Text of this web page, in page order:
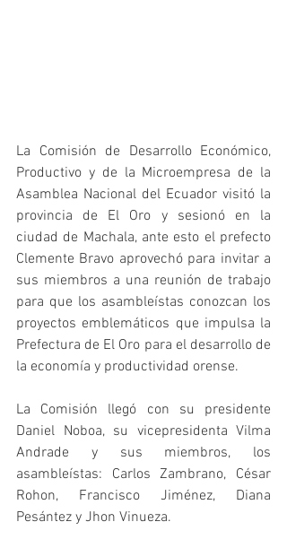
La Comisión de Desarrollo Económico,
Productivo y de la Microempresa de la
Asamblea Nacional del Ecuador visitó la
provincia de El Oro y sesionó en la
ciudad de Machala, ante esto el prefecto
Clemente Bravo aprovechó para invitar a
sus miembros a una reunión de trabajo
para que los asambleístas conozcan los
proyectos emblemáticos que impulsa la
Prefectura de El Oro para el desarrollo de
la economía y productividad orense.
La Comisión llegó con su presidente
Daniel Noboa, su vicepresidenta Vilma
Andrade y sus miembros, los
asambleístas: Carlos Zambrano, César
Rohon, Francisco Jiménez, Diana
Pesántez y Jhon Vinueza.